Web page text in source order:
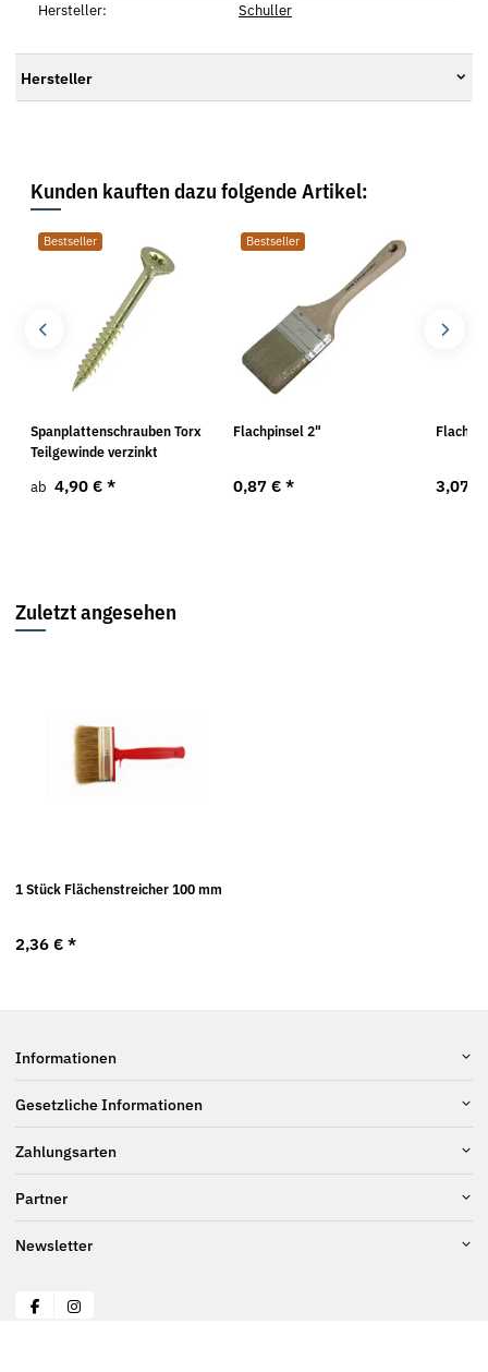
Hersteller:
Schuller
Hersteller
Kunden kauften dazu folgende Artikel:
Bestseller
Spanplattenschrauben Torx
Teilgewinde verzinkt
ab 4,90 € *
Bestseller
Flachpinsel 2"
0,87 € * 3,07 €
Zuletzt angesehen
1 Stück Flächenstreicher 100 mm
2,36 € *
Informationen
Gesetzliche Informationen
Zahlungsarten
Partner
Newsletter